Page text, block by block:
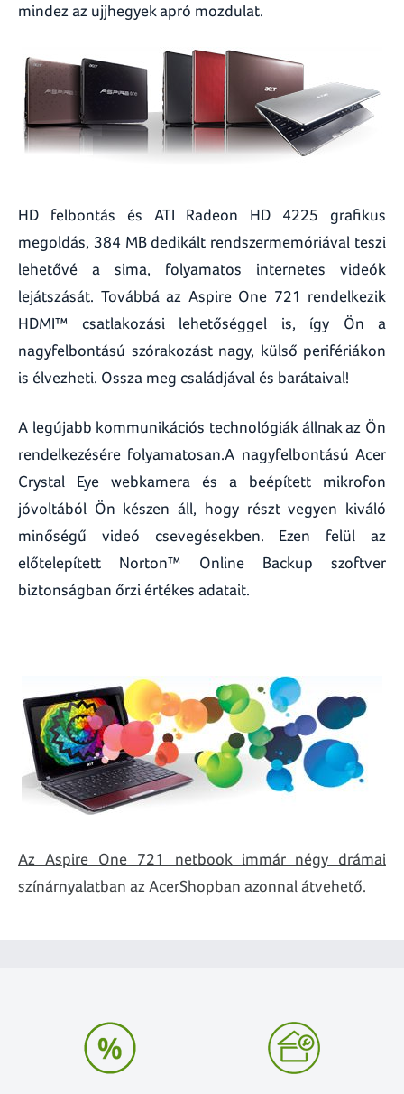
mindez az ujjhegyek apró mozdulat.
HD felbontás és ATI Radeon HD 4225 grafikus
megoldás, 384 MB dedikált rendszermemóriával teszi
lehetővé a sima, folyamatos internetes videók
lejátszását. Továbbá az Aspire One 721 rendelkezik
HDMI™ csatlakozási lehetőséggel is, így Ön a
nagyfelbontású szórakozást nagy, külső perifériákon
is élvezheti. Ossza meg családjával és barátaival!
A legújabb kommunikációs technológiák állnak az Ön
rendelkezésére folyamatosan.A nagyfelbontású Acer
Crystal Eye webkamera és a beépített mikrofon
jóvoltából Ön készen áll, hogy részt vegyen kiváló
minőségű videó csevegésekben. Ezen felül az
előtelepített Norton™ Online Backup szoftver
biztonságban őrzi értékes adatait.
Az Aspire One 721 netbook immár négy drámai
színárnyalatban az AcerShopban azonnal átvehető.